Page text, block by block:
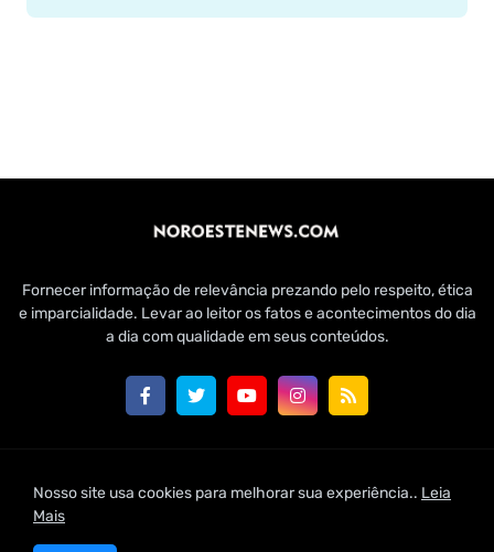
Fornecer informação de relevância prezando pelo respeito, ética
e imparcialidade. Levar ao leitor os fatos e acontecimentos do dia
a dia com qualidade em seus conteúdos.
Customizado por Edmundo Baía Júnior para Jornal Noroeste
Home
Nosso site usa cookies para melhorar sua experiência.. Leia
Mais